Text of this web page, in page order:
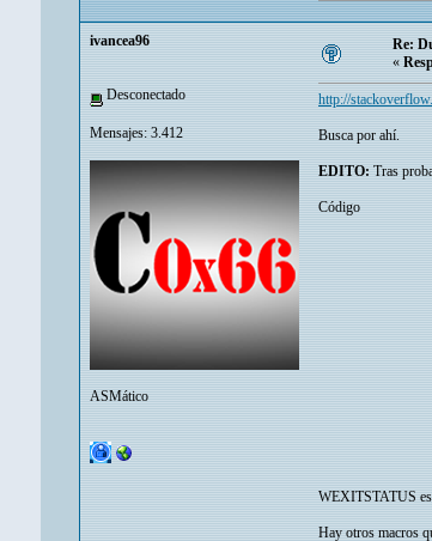
ivancea96
Desconectado
Mensajes: 3.412
ASMático
Re:
«
http://
Busca por ahí.
EDITO: Tras
Código
WEXITSTATUS es
Hay otros macros